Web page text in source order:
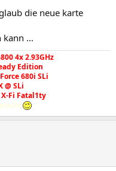
die neue karte
kann ...
4x 2.93GHz
Edition
680i SLi
@ SLi
Fi Fatal1ty